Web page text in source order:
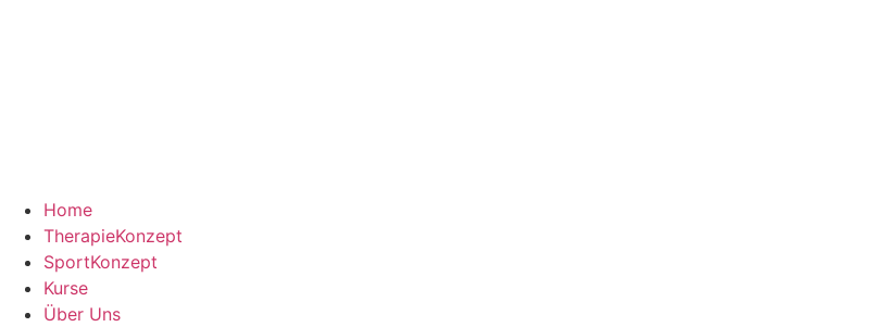
Home
TherapieKonzept
SportKonzept
Kurse
Über Uns